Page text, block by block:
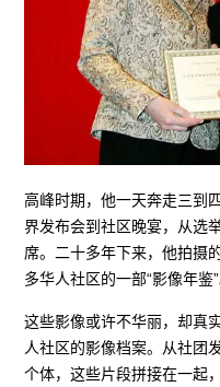
高峰时期，他一天奔走三到
界发布会到社区晚宴，从选
席。二十多年下来，他拍摄
多华人社区的一部“影像年鉴”
这些影像或许不华丽，却真
人社区的影像档案。从社团
个体，这些片段拼接在一起